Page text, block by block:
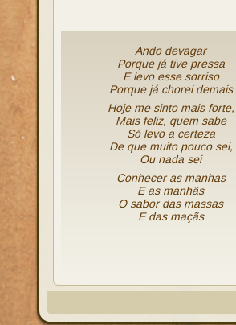
Ando devagar
Porque já tive pressa
E levo esse sorriso
Porque já chorei demais
Hoje me sinto mais forte,
Mais feliz, quem sabe
Só levo a certeza
De que muito pouco sei,
Ou nada sei
Conhecer as manhas
E as manhãs
O sabor das massas
E das maçãs